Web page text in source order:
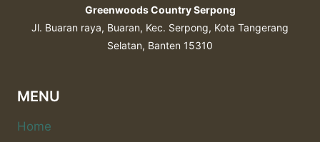
Greenwoods Country Serpong
Jl. Buaran raya, Buaran, Kec. Serpong, Kota Tangerang
Selatan, Banten 15310
MENU
Home